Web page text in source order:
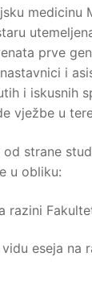
medicinu
prve
i
i iskusnih
vježbe u
od strane
u obliku:
eseja na